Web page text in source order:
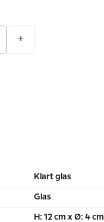
+
Klart glas
Glas
H: 12 cm x Ø: 4 cm